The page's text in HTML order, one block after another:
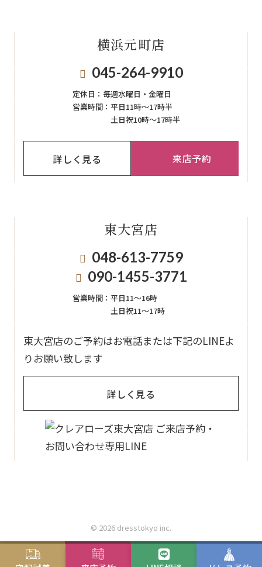
横浜元町店
045-264-9910
定休日： 毎週⽔曜⽇‧⾦曜⽇
営業時間： 平日11時～17時半
土日祝10時～17時半
詳しく見る 来店予約
東大宮店
048-613-7759
090-1455-3771
営業時間： 平日11〜16時
土日祝11〜17時
東大宮店のご予約はお電話または下記のLINEよ
りお願い致します
詳しく見る
© 2026 dresstokyo inc.